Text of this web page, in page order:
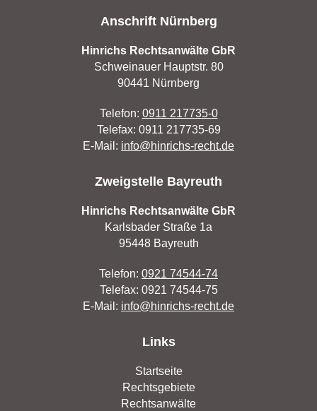
Anschrift Nürnberg
Hinrichs Rechtsanwälte GbR
Schweinauer Hauptstr. 80
90441 Nürnberg
Telefon: 0911 217735-0
Telefax: 0911 217735-69
E-Mail: info@hinrichs-recht.de
Zweigstelle Bayreuth
Hinrichs Rechtsanwälte GbR
Karlsbader Straße 1a
95448 Bayreuth
Telefon: 0921 74544-74
Telefax: 0921 74544-75
E-Mail: info@hinrichs-recht.de
Links
Startseite
Rechtsgebiete
Rechtsanwälte